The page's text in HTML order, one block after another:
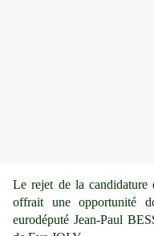
Le rejet de la
offrait une opportunité
eurodéputé Jean-Paul